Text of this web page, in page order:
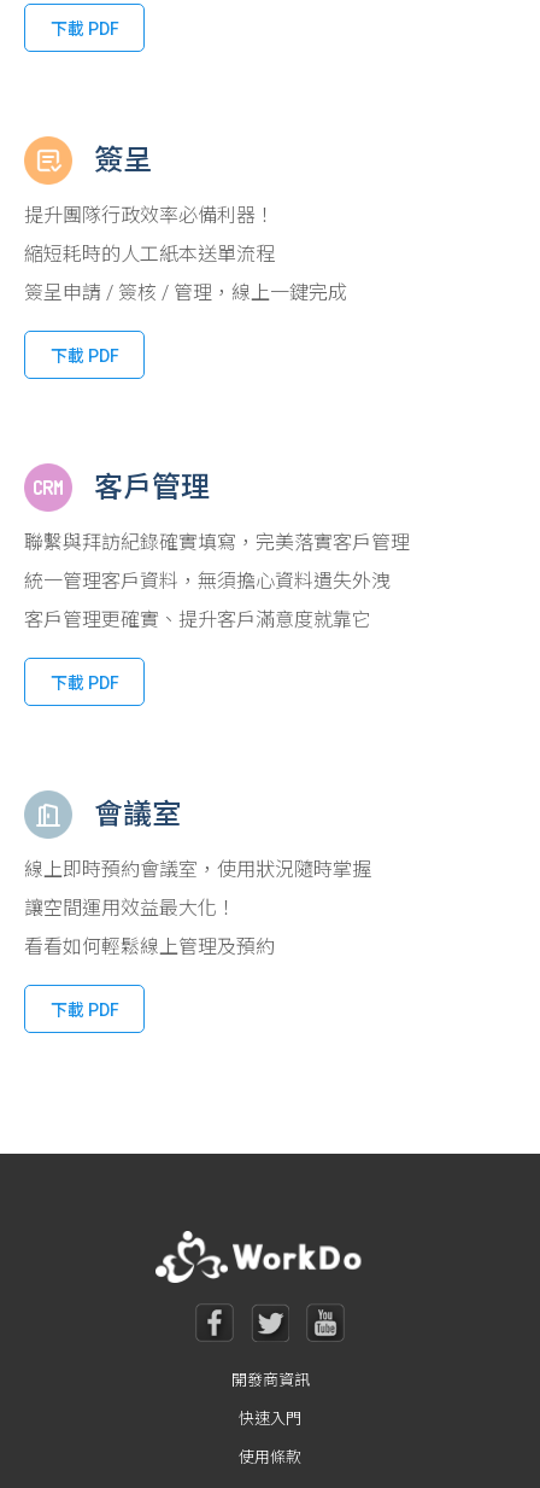
下載 PDF
簽呈
提升團隊行政效率必備利器！
縮短耗時的人工紙本送單流程
簽呈申請 / 簽核 / 管理，線上一鍵完成
下載 PDF
客戶管理
聯繫與拜訪紀錄確實填寫，完美落實客戶管理
統一管理客戶資料，無須擔心資料遺失外洩
客戶管理更確實、提升客戶滿意度就靠它
下載 PDF
會議室
線上即時預約會議室，使用狀況隨時掌握
讓空間運用效益最大化！
看看如何輕鬆線上管理及預約
下載 PDF
開發商資訊
快速入門
使用條款